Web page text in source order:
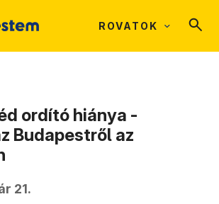
ROVATOK
ordító hiánya -
Budapestről az
21.